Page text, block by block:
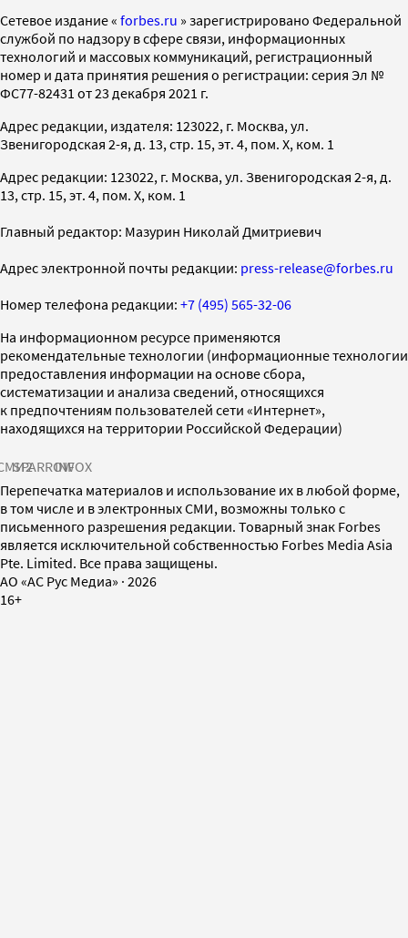
Cетевое издание « forbes.ru » зарегистрировано Федеральной
службой по надзору в сфере связи, информационных
технологий и массовых коммуникаций, регистрационный
номер и дата принятия решения о регистрации: серия Эл №
ФС77-82431 от 23 декабря 2021 г.
Адрес редакции, издателя: 123022, г. Москва, ул.
Звенигородская 2-я, д. 13, стр. 15, эт. 4, пом. X, ком. 1
Адрес редакции: 123022, г. Москва, ул. Звенигородская 2-я, д.
13, стр. 15, эт. 4, пом. X, ком. 1
Главный редактор: Мазурин Николай Дмитриевич
Адрес электронной почты редакции: press-release@forbes.ru
Номер телефона редакции: +7 (495) 565-32-06
На информационном ресурсе применяются
рекомендательные технологии (информационные технологии
предоставления информации на основе сбора,
систематизации и анализа сведений, относящихся
к предпочтениям пользователей сети «Интернет»,
находящихся на территории Российской Федерации)
SPARROWINFOX
Перепечатка материалов и использование их в любой форме,
в том числе и в электронных СМИ, возможны только с
письменного разрешения редакции. Товарный знак Forbes
является исключительной собственностью Forbes Media Asia
Pte. Limited. Все права защищены.
AO «АС Рус Медиа» · 2026
16+